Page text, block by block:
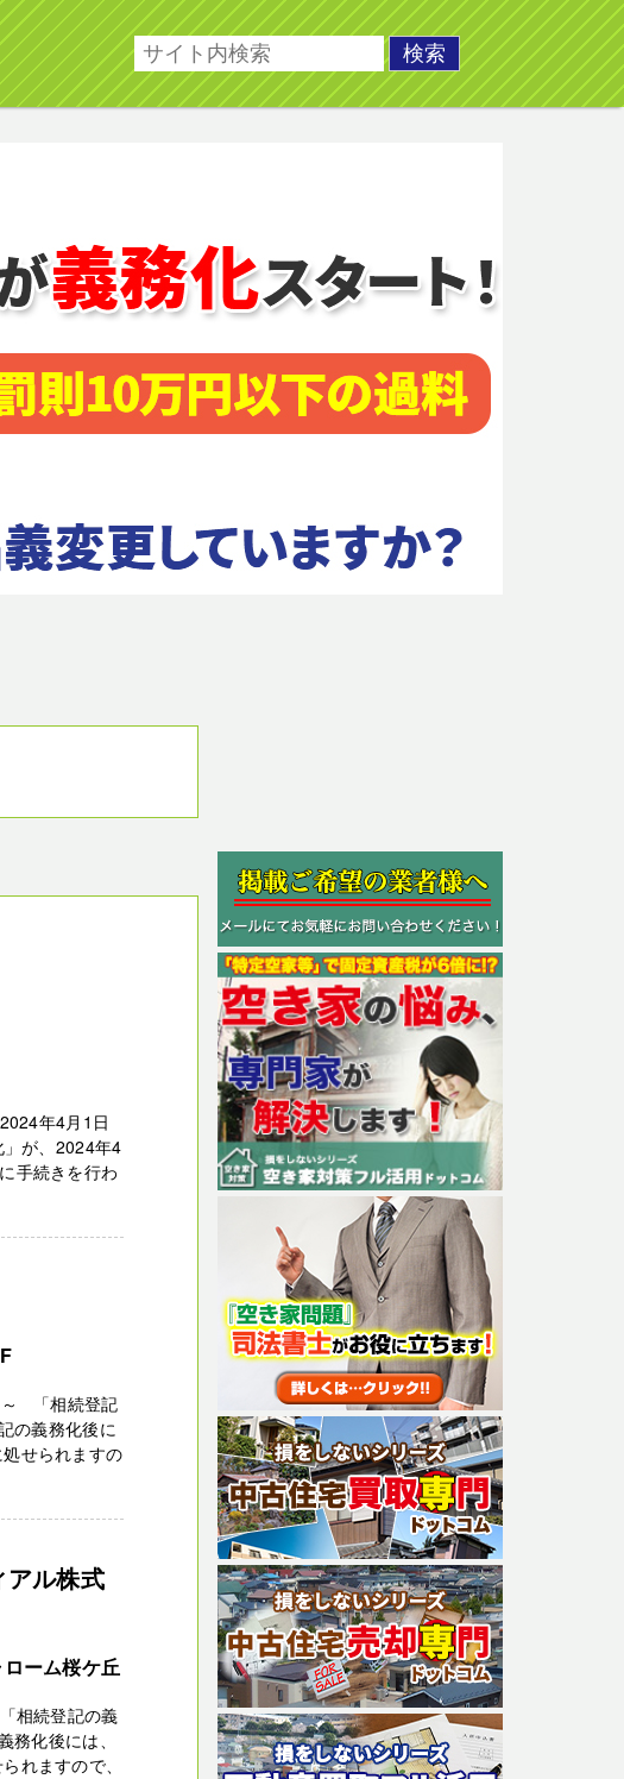
年4月1日
が、2024年4
手続きを行わ
～ 「相続登記
の義務化後に
せられますの
ル株式
ーム桜ケ丘
相続登記の義
化後には、
れますので、